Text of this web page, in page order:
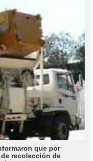
que por
recolección de